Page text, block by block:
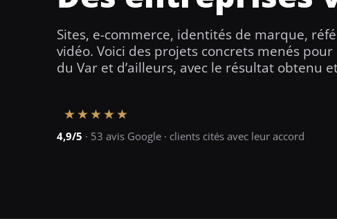
Sites, e-commerce, identités de marque,
vidéo. Voici des projets concrets menés
du Var et d’ailleurs, avec le résultat obtenu
★★★★★
4,9/5 · 53 avis Google · clients cités avec leur accord